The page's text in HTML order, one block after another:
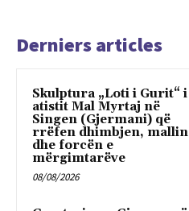
Derniers articles
Skulptura „Loti i Gurit“ i
atistit Mal Myrtaj në
Singen (Gjermani) që
rrëfen dhimbjen, mallin
dhe forcën e
mërgimtarëve
08/08/2026